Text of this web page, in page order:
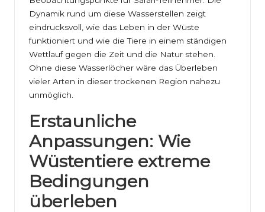
Dynamik rund um diese Wasserstellen zeigt
eindrucksvoll, wie das Leben in der Wüste
funktioniert und wie die Tiere in einem ständigen
Wettlauf gegen die Zeit und die Natur stehen.
Ohne diese Wasserlöcher wäre das Überleben
vieler Arten in dieser trockenen Region nahezu
unmöglich.
Erstaunliche
Anpassungen: Wie
Wüstentiere extreme
Bedingungen
überleben